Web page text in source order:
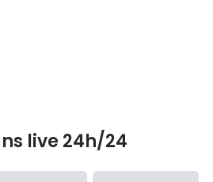
live 24h/24